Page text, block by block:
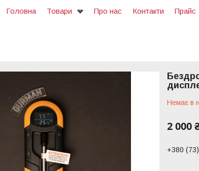
Головна Товари Про нас Контакти Прайс
Немає в
2 000
+380